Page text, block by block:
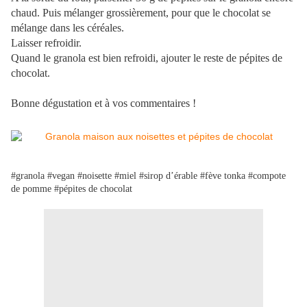
chaud. Puis mélanger grossièrement, pour que le chocolat se
mélange dans les céréales.
Laisser refroidir.
Quand le granola est bien refroidi, ajouter le reste de pépites de
chocolat.
Bonne dégustation et à vos commentaires !
#granola #vegan #noisette #miel #sirop d’érable #fève tonka #compote
de pomme #pépites de chocolat